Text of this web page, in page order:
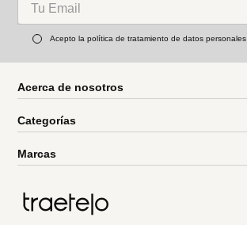
Acepto la política de tratamiento de datos personales
Acerca de nosotros
Categorías
Marcas